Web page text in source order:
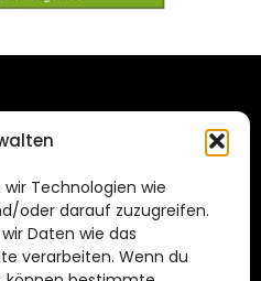
Technologien wie
oder darauf zuzugreifen.
Daten wie das
verarbeiten. Wenn du